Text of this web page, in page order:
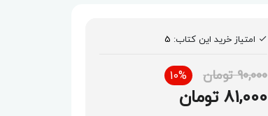
امتیاز خرید این کتاب: 5
90,000 تومان 10%
81,000 تومان